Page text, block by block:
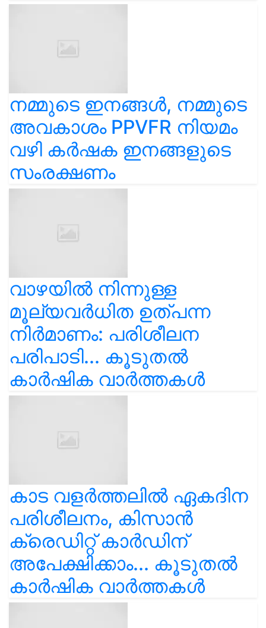
നമ്മുടെ ഇനങ്ങൾ, നമ്മുടെ
അവകാശം PPVFR നിയമം
വഴി കർഷക ഇനങ്ങളുടെ
സംരക്ഷണം
വാഴയിൽ നിന്നുള്ള
മൂല്യവർധിത ഉത്പന്ന
നിർമാണം: പരിശീലന
പരിപാടി... കൂടുതൽ
കാർഷിക വാർത്തകൾ
കാട വളര്‍ത്തലിൽ ഏകദിന
പരിശീലനം, കിസാൻ
ക്രെഡിറ്റ് കാർഡിന്
അപേക്ഷിക്കാം... കൂടുതൽ
കാർഷിക വാർത്തകൾ